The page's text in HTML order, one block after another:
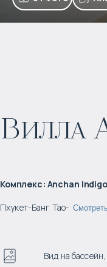
Вилла
Комплекс: Anchan Indigo
Пхукет-Банг Тао-
Вид на